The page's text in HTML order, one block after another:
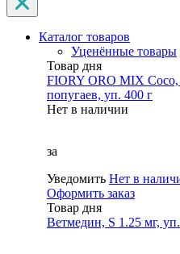
Каталог товаров
Уценённые товары
Товар дня
FIORY ORO MIX
попугаев, уп. 400 г
Нет в наличии
за
Уведомить Нет в
Оформить заказ
Товар дня
Ветмедин, S 1.25 мг,